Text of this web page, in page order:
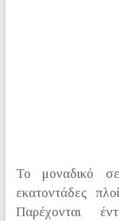
Το μοναδικό
εκατοντάδες
Παρέχονται